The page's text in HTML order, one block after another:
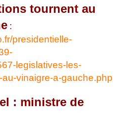
tournent au
:
presidentielle-
legislatives-les-
vinaigre-a-gauche.php
: ministre de